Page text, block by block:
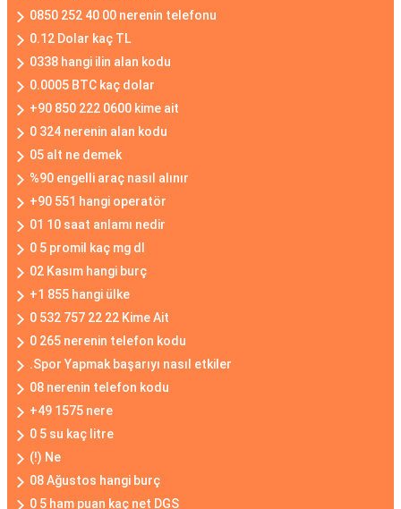
0850 252 40 00 nerenin telefonu
0.12 Dolar kaç TL
0338 hangi ilin alan kodu
0.0005 BTC kaç dolar
+90 850 222 0600 kime ait
0 324 nerenin alan kodu
05 alt ne demek
%90 engelli araç nasıl alınır
+90 551 hangi operatör
01 10 saat anlamı nedir
0 5 promil kaç mg dl
02 Kasım hangi burç
+1 855 hangi ülke
0 532 757 22 22 Kime Ait
0 265 nerenin telefon kodu
.Spor Yapmak başarıyı nasıl etkiler
08 nerenin telefon kodu
+49 1575 nere
0 5 su kaç litre
(!) Ne
08 Ağustos hangi burç
0 5 ham puan kaç net DGS